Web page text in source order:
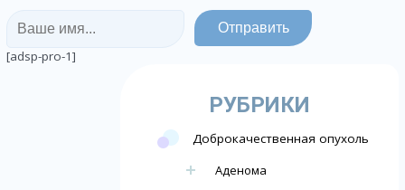
[adsp-pro-1]
РУБРИКИ
Доброкачественная опухоль
Аденома